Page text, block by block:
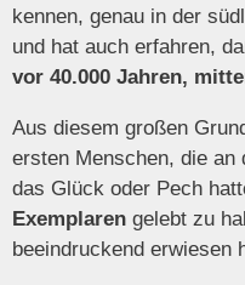
kennen, genau in der
und hat auch erfahren,
vor 40.000 Jahren,
Aus diesem großen
ersten Menschen, die
das Glück oder Pech
Exemplaren gelebt zu
beeindruckend erwiesen